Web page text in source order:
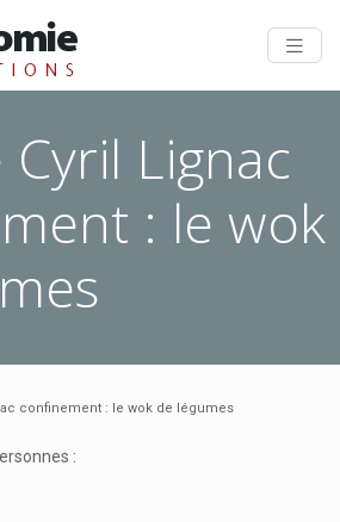
Cyril Lignac
: le wok
confinement : le wok de légumes
: